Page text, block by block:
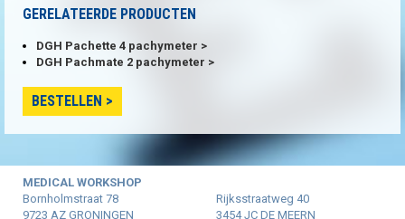
GERELATEERDE PRODUCTEN
DGH Pachette 4 pachymeter
DGH Pachmate 2 pachymeter
BESTELLEN
MEDICAL WORKSHOP
Bornholmstraat 78
9723 AZ GRONINGEN
Rijksstraatweg 40
3454 JC DE MEERN